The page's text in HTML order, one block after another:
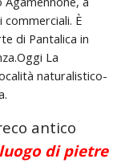
È
di Pantalica in
La
naturalistico-
antico
di pietre